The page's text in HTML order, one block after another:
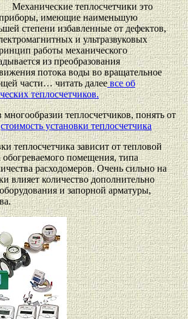
Механические теплосчетчики это
приборы, имеющие наименьшую
степени избавленные от дефектов,
и ультразвуковых
работы механического
из преобразования
потока воды во вращательное
части… читать далеевсе об
теплосчетчиков.
многообразии теплосчетчиков, понять от
стоимость установки теплосчетчика
теплосчетчика зависит от тепловой
обогреваемого помещения, типа
расходомеров. Очень сильно на
влияет количество дополнительно
и запорной арматуры,